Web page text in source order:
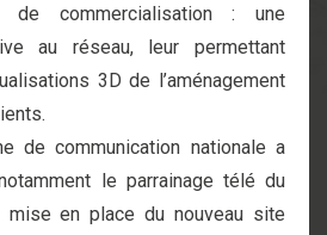
de commercialisation : une
au réseau, leur permettant
3D de l’aménagement
de communication nationale a
le parrainage télé du
en place du nouveau site